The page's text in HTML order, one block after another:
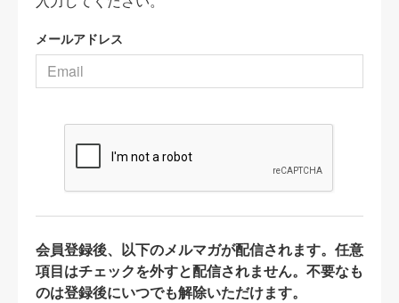
メールアドレス
会員登録後、以下のメルマガが配信されます。任意
項目はチェックを外すと配信されません。不要なも
のは登録後にいつでも解除いただけます。